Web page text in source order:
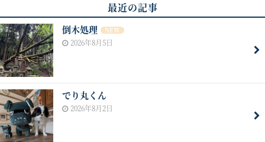
最近の記事
倒木処理 NEW
2026年8月5日
でり丸くん
2026年8月2日